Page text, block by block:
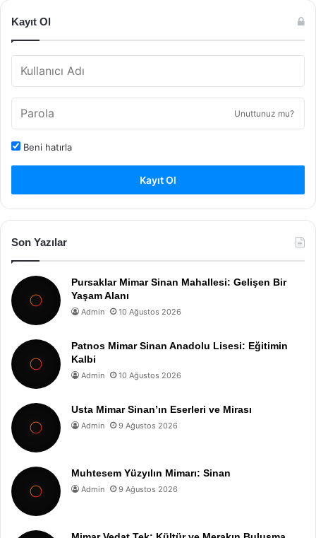
Kayıt Ol
Unuttunuz mu?
Beni hatırla
Kayıt Ol
Son Yazılar
Pursaklar Mimar Sinan Mahallesi: Gelişen Bir
Yaşam Alanı
Admin 10 Ağustos 2026
Patnos Mimar Sinan Anadolu Lisesi: Eğitimin
Kalbi
Admin 10 Ağustos 2026
Usta Mimar Sinan’ın Eserleri ve Mirası
Admin 9 Ağustos 2026
Muhtesem Yüzyılın Mimarı: Sinan
Admin 9 Ağustos 2026